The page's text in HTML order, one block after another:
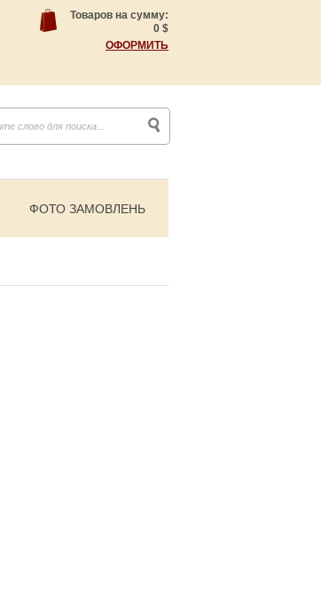
Товаров на сумму:
0 $
ОФОРМИТЬ
ФОТО ЗАМОВЛЕНЬ